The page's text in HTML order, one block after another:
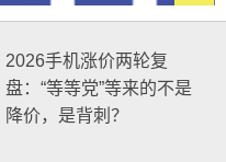
2026手机涨价两轮复
盘：“等等党”等来的不是
降价，是背刺？